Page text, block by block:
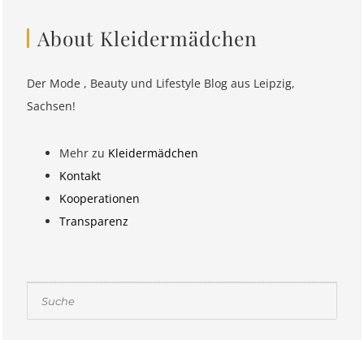
About Kleidermädchen
Der Mode , Beauty und Lifestyle Blog aus Leipzig,
Sachsen!
Mehr zu Kleidermädchen
Kontakt
Kooperationen
Transparenz